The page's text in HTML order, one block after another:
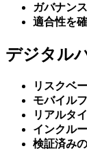
ガバナン
適合性を
デジタル
リスクベ
モバイル
リアルタ
インクル
検証済み